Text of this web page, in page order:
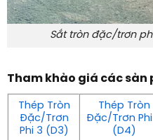
Sắt tròn đặc/trơn
Tham khảo giá các sản
Thép Tròn
Đặc/Trơn
Phi 3 (D3)
Thép Tròn
Đặc/Trơn
(D4)